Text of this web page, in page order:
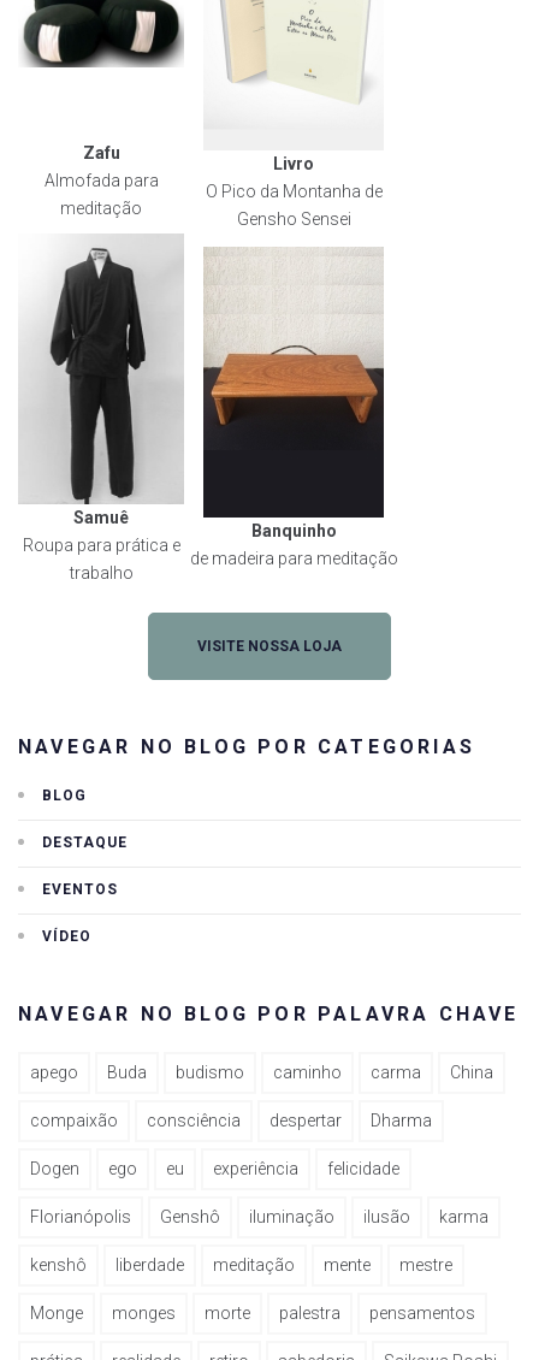
Zafu
Almofada para
meditação
Livro
O Pico da Montanha de
Gensho Sensei
Samuê
Roupa para prática e
trabalho
Banquinho
de madeira para meditação
VISITE NOSSA LOJA
NAVEGAR NO BLOG POR CATEGORIAS
BLOG
DESTAQUE
EVENTOS
VÍDEO
NAVEGAR NO BLOG POR PALAVRA CHAVE
apego Buda budismo caminho carma China
compaixão consciência despertar Dharma
Dogen ego eu experiência felicidade
Florianópolis Genshô iluminação ilusão karma
kenshô liberdade meditação mente mestre
Monge monges morte palestra pensamentos